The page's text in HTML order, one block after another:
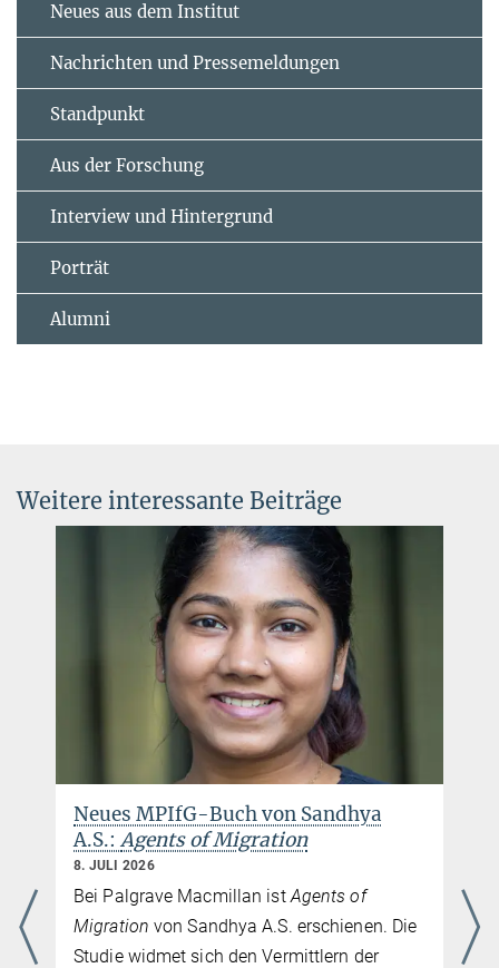
Neues aus dem Institut
Nachrichten und Pressemeldungen
Standpunkt
Aus der Forschung
Interview und Hintergrund
Porträt
Alumni
Weitere interessante Beiträge
Neues MPIfG-Buch von Sandhya
A.S.: Agents of Migration
8. JULI 2026
Bei Palgrave Macmillan istAgents of
Migration von Sandhya A.S. erschienen. Die
Studie widmet sich den Vermittlern der